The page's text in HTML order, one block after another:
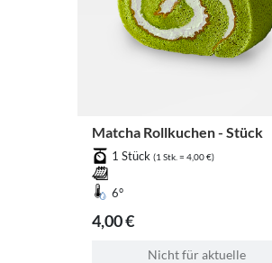
Matcha Rollkuchen - Stück
1 Stück (1 Stk. = 4,00 €)
6°
4,00 €
Nicht für aktuelle